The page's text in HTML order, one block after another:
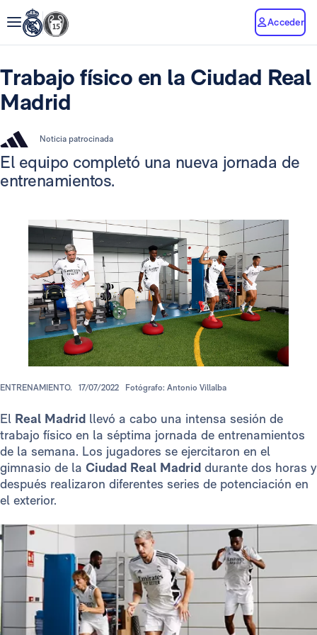
Acceder
Trabajo físico en la Ciudad Real
Madrid
Noticia patrocinada
El equipo completó una nueva jornada de
entrenamientos.
ENTRENAMIENTO. 17/07/2022 Fotógrafo: Antonio Villalba
El Real Madrid llevó a cabo una intensa sesión de
trabajo físico en la séptima jornada de entrenamientos
de la semana. Los jugadores se ejercitaron en el
gimnasio de la Ciudad Real Madrid durante dos horas y
después realizaron diferentes series de potenciación en
el exterior.